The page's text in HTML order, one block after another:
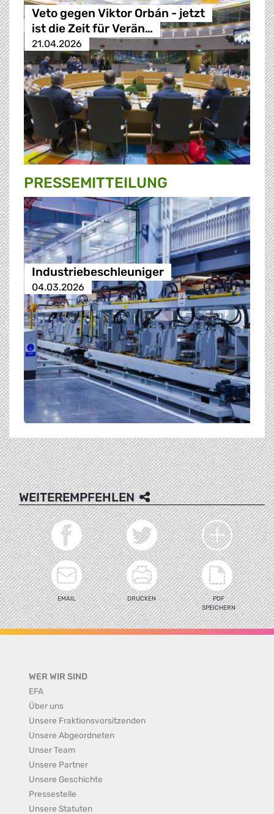
Veto gegen Viktor Orbán - jetzt
ist die Zeit für Verän…
21.04.2026
PRESSE­MITTEILUNG
Industriebeschleuniger
04.03.2026
WEITEREMPFEHLEN
EMAIL DRUCKEN
PDF
SPEICHERN
WER WIR SIND
EFA
Über uns
Unsere Fraktionsvorsitzenden
Unsere Abgeordneten
Unser Team
Unsere Partner
Unsere Geschichte
Pressestelle
Unsere Statuten